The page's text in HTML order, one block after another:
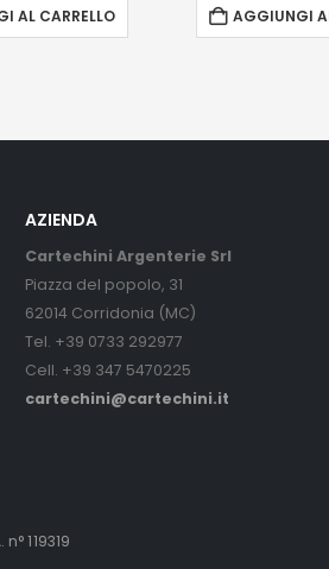
AL CARRELLO AGGIUNGI
AZIENDA
Cartechini Argenterie Srl
Piazza del popolo, 31
62014 Corridonia (MC)
Tel. +39 0733 292977
Cell. +39 347 5470225
cartechini@cartechini.it
119319